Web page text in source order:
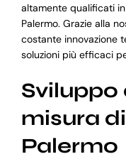
altamente qualificati
Palermo. Grazie alla
costante innovazione
soluzioni più efficaci
misura
Palermo